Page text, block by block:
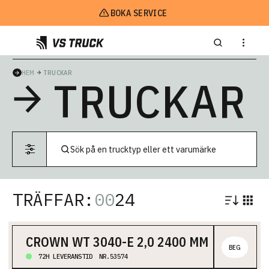
BOKA SERVICE
HEM TRUCKAR
TRUCKAR
TRÄFFAR: 0024
CROWN WT 3040-E 2,0 2400 MM
72H LEVERANSTID NR.53574
BEG